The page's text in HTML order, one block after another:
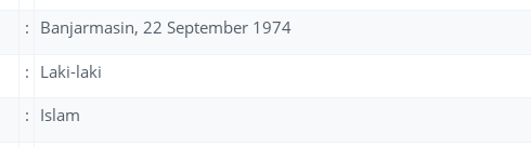
: Banjarmasin, 22 September 1974
: Laki-laki
: Islam